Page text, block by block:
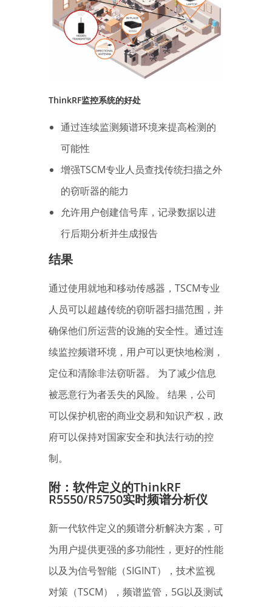
ThinkRF监控系统的好处
通过连续监测频谱环境来提高检测的
可能性
增强TSCM专业人员查找传统扫描之外
的窃听器的能力
允许用户创建信号库，记录数据以进
行后期分析并生成报告
结果
通过使用就地和移动传感器，TSCM专业
人员可以超越传统的窃听器扫描范围，并
确保他们所运营的设施的安全性。通过连
续监控频谱环境，用户可以更快地检测，
定位和清除非法窃听器。 为了减少信息
被恶意行为者丢失的风险。 结果，公司
可以保护机密的商业交易和知识产权，政
府可以保持对国家安全和执法行动的控
制。
附： 软件定义的ThinkRF
R5550/R5750实时频谱分析仪
新一代软件定义的频谱分析解决方案，可
为用户提供更强的多功能性，更好的性能
以及为信号智能（SIGINT），技术监视
对策（TSCM），频谱监管，5G以及测试